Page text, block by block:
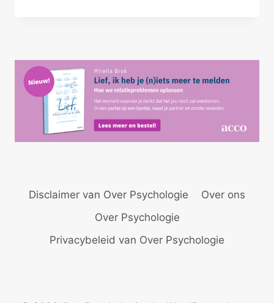
Disclaimer van Over Psychologie
Over ons
Over Psychologie
Privacybeleid van Over Psychologie